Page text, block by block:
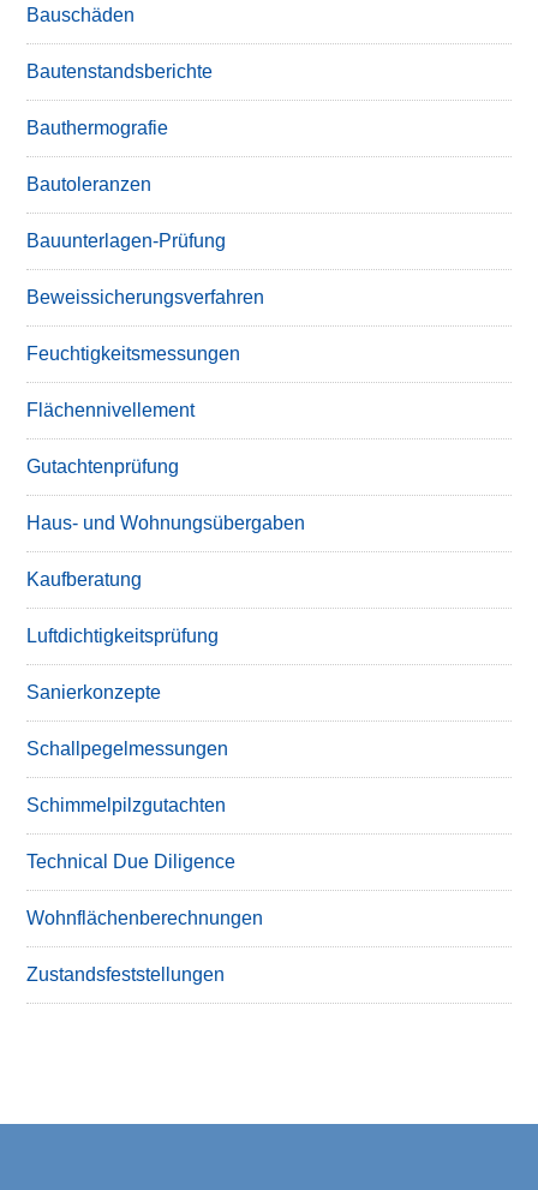
Bauschäden
Bautenstandsberichte
Bauthermografie
Bautoleranzen
Bauunterlagen-Prüfung
Beweissicherungsverfahren
Feuchtigkeitsmessungen
Flächennivellement
Gutachtenprüfung
Haus- und Wohnungsübergaben
Kaufberatung
Luftdichtigkeitsprüfung
Sanierkonzepte
Schallpegelmessungen
Schimmelpilzgutachten
Technical Due Diligence
Wohnflächenberechnungen
Zustandsfeststellungen